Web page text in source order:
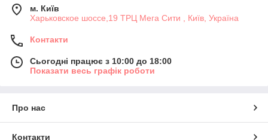
м. Київ
Харьковское шоссе,19 ТРЦ Мега Сити , Київ, Україна
Контакти
Сьогодні працює з 10:00 до 18:00
Показати весь графік роботи
Про нас
Контакти